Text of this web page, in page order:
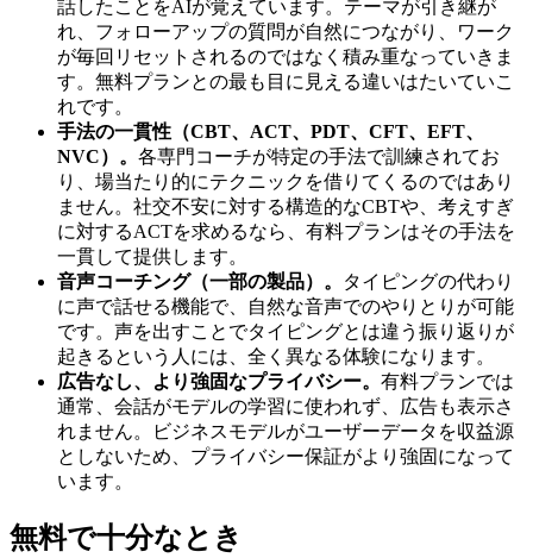
話したことをAIが覚えています。テーマが引き継が
れ、フォローアップの質問が自然につながり、ワーク
が毎回リセットされるのではなく積み重なっていきま
す。無料プランとの最も目に見える違いはたいていこ
れです。
手法の一貫性（CBT、ACT、PDT、CFT、EFT、
NVC）。 各専門コーチが特定の手法で訓練されてお
り、場当たり的にテクニックを借りてくるのではあり
ません。社交不安に対する構造的なCBTや、考えすぎ
に対するACTを求めるなら、有料プランはその手法を
一貫して提供します。
音声コーチング（一部の製品）。
タイピングの代わり
に声で話せる機能で、自然な音声でのやりとりが可能
です。声を出すことでタイピングとは違う振り返りが
起きるという人には、全く異なる体験になります。
広告なし、より強固なプライバシー。 有料プランでは
通常、会話がモデルの学習に使われず、広告も表示さ
れません。ビジネスモデルがユーザーデータを収益源
としないため、プライバシー保証がより強固になって
います。
無料で十分なとき